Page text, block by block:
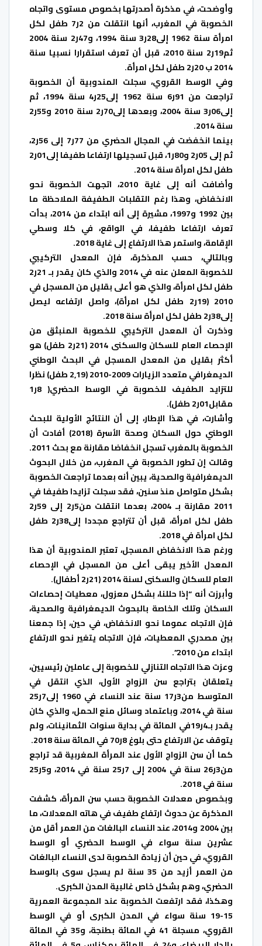
وأوضحت، في مذكرة أصدرتها بخصوص مستوى واتجاه
الخصوبة في المغرب، أنها انتقلت من 2ر7 طفل لكل
امرأة سنة 1962 إلى28ر3 سنة 1994، و47ر2 سنة 2004
ثم19ر2 سنة 2010، قبل أن تعرف استقرارا نسبيا سنة
2014 ب 20ر2 طفل لكل امرأة.
وفي الوسط القروي، سجلت المندوبية أن الخصوبة
تراجعت من 91ر6 سنة 1962 إلى25ر4 سنة 1994، ثم
إلى06ر3 سنة 2004، وبعدها إلى70ر2 سنة 2010 و55ر2
سنة 2014.
بينما انخفضت في المجال الحضري من 77ر7 إلى 56ر2،
ثم إلى 05ر2 و80ر1، قبل تسجيلها ارتفاعا طفيفا إلى01ر2
طفل لكل امرأة سنة 2014.
وأضافت أنه إلى غاية 2010، اتجهت الخصوبة نحو
الانخفاض، وهذا رغم التقلبات الطفيفة الملاحظة ما
بين 1992 و1997، مشيرة إلى أنه ابتداء من 2014، بدأت
تعرف ارتفاعا طفيفا، في الواقع، في كلا وسطي
الإقامة، واستمر هذا الارتفاع إلى غاية 2018.
وبالتالي، حسب المذكرة، فإن المعدل التركيبي
للخصوبة المعلن عنه في 2014 والذي كان يقدر بـ 21ر2
طفل لكل امرأة، والذي هو أعلى بقليل من المسجل في
2010 (19ر2 طفل لكل امرأة)، واصل ارتفاعه ليصل
إلى38ر2 طفل لكل امرأة سنة 2018.
وذكرت أن المعدل التركيبي للخصوبة المنبثق من
الإحصاء العام للسكان والسكنى 2014 (21ر2 طفل) هو
أكثر بقليل من المعدل المسجل في البحث الوطني
الديمغرافي متعدد الزيارات 2009-2010 (2,19 طفل) نظرا
للتزايد الطفيف للخصوبة في الوسط الحضري( 8ر1
مقابل01ر2 طفل).
وأشارت، في هذا الإطار، إلى أن النتائج الأولية للبحث
الوطني حول السكان وصحة الأسرة (2018) أفادت أن
الخصوبة بالمغرب تسجل انخفاضا مقارنة مع بحث 2011.
وقالت إن تطور الخصوبة في المغرب، من خلال البحوث
الديمغرافية والصحية، يبين أنه بعدما تراجعت الخصوبة
بشكل متواصل منذ سنين، فقد سجلت تزايدا طفيفا في
2011 مقارنة بـ 2004، بعدما انتقلت من5ر2 إلى 59ر2
طفل لكل امرأة، قبل أن تتراجع مجددا إلى38ر2 طفل
لكل امرأة في 2018.
ورغم هذا الانخفاض المسجل، تعتبر المندوبية أن هذا
المعدل الأخير يبقى أعلى من المسجل في الإحصاء
العام للسكان والسكنى لسنة 2014 (21ر2 أطفال).
وأبرزت أنه “إذا حللنا، بشكل معزول، معطيات إحصاءات
السكان وتلك الخاصة بالبحوث الديمغرافية والصحية،
فإن الاتجاه عموما نحو الانخفاض، في حين، إذا جمعنا
بين مصدري المعطيات، فإن الاتجاه يتغير نحو الارتفاع
ابتداء من 2010”.
وعزت هذا الاتجاه التنازلي للخصوبة إلى عاملين رئيسيين،
يتعلقان بتراجع سن الزواج الأول، الذي انتقل في
المتوسط من3ر17 سنة عند النساء في 1960 إلى7ر25
سنة في 2014، وباعتماد وسائل منع الحمل، والذي كان
يقدر بـ4ر19في المائة في بداية سنوات الثمانينات، ولم
يتوقف عن الارتفاع حتى بلوغ 8ر70 في المائة سنة 2018.
كما أن سن الزواج الأول عند المرأة المغربية قد تراجع
من3ر26 سنة في 2004 إلى 7ر25 سنة في 2014، و5ر25
سنة في 2018.
وبخصوص معدلات الخصوبة حسب سن المرأة، كشفت
المذكرة عن حدوث ارتفاع طفيف في هاته المعدلات، ما
بين 2004 و2014، عند النساء البالغات من العمر أقل من
عشرين سنة سواء في الوسط الحضري أو الوسط
القروي، في حين أن زيادة الخصوبة لدى النساء البالغات
من العمر أزيد من 35 سنة لم يسجل سوى بالوسط
الحضري، وهم بشكل خاص غالبية المدن الكبرى.
وهكذا، فقد ارتفعت الخصوبة عند المجموعة العمرية
15-19 سنة سواء في المدن الكبرى أو في الوسط
القروي، مسجلة 41 في المائة بطنجة، و35 في المائة